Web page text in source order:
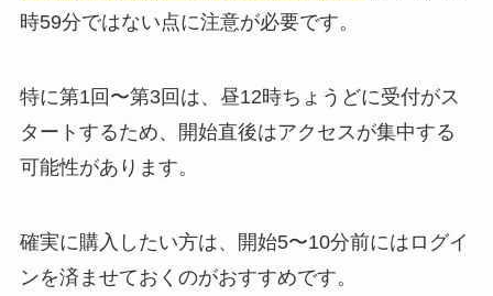
時59分ではない点に注意が必要です。
特に第1回〜第3回は、昼12時ちょうどに受付がス
タートするため、開始直後はアクセスが集中する
可能性があります。
確実に購入したい方は、開始5〜10分前にはログイ
ンを済ませておくのがおすすめです。